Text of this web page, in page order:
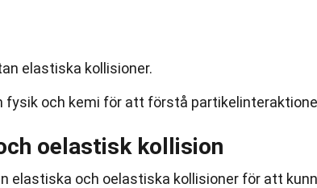
elastiska kollisioner.
fysik och kemi för att förstå
oelastisk kollision
elastiska och oelastiska kollisioner för att